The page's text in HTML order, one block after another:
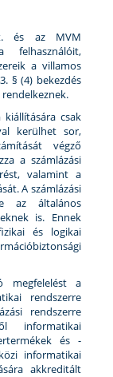
és az MVM
felhasználóit,
a villamos
§ (4) bekezdés
csak
kerülhet sor,
végző
a számlázási
valamint a
A számlázási
az általános
is. Ennek
és logikai
megfelelést a
rendszerre
rendszerre
informatikai
és -
informatikai
akkreditált